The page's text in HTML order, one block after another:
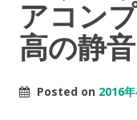
アコン
高の静
Posted on 2016